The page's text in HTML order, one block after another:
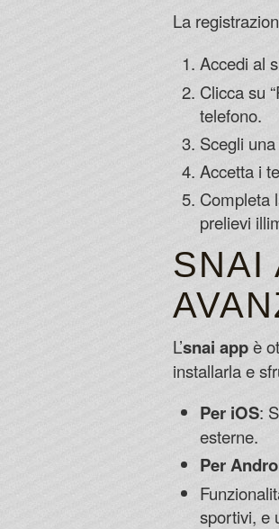
La
Accedi al
Clicca su
telefono.
Scegli
Accetta i
Completa
prelievi
SNAI
L’snai appè
installarla e
Per iOS:
esterne.
Per
sportivi, e